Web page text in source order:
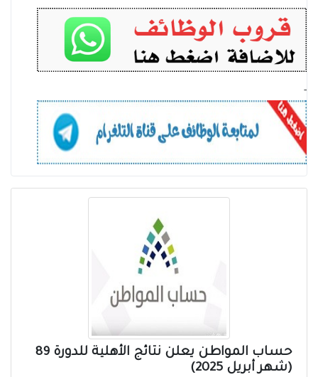
-
حساب المواطن يعلن نتائج الأهلية للدورة 89
(شهر أبريل 2025)